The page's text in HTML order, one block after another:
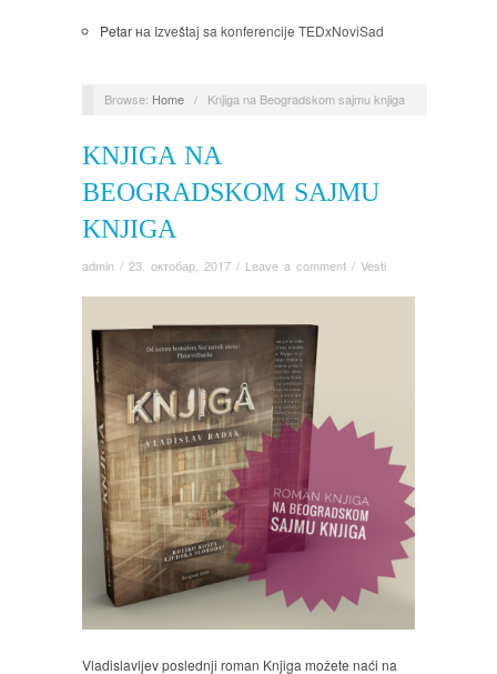
Petarна Izveštaj sa konferencije TEDxNoviSad
Browse: Home / Knjiga na Beogradskom sajmu knjiga
KNJIGA NA
BEOGRADSKOM SAJMU
KNJIGA
admin / 23. октобар, 2017 / Leave a comment / Vesti
Vladislavljev poslednji roman Knjiga možete naći na